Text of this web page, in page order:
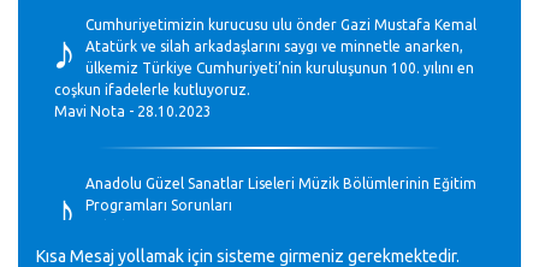
♪
Cumhuriyetimizin kurucusu ulu önder Gazi Mustafa Kemal
Atatürk ve silah arkadaşlarını saygı ve minnetle anarken,
ülkemiz Türkiye Cumhuriyeti’nin kuruluşunun 100. yılını en
coşkun ifadelerle kutluyoruz.
Mavi Nota - 28.10.2023
♪
Anadolu Güzel Sanatlar Liseleri Müzik Bölümlerinin Eğitim
Programları Sorunları
Kısa Mesaj yollamak için sisteme girmeniz gerekmektedir.